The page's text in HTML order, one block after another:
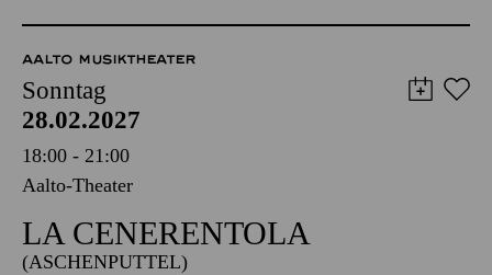
AALTO MUSIKTHEATER
Sonntag
28.02.2027
18:00 - 21:00
Aalto-Theater
LA CENE­RENTOLA
(ASCHENPUTTEL)